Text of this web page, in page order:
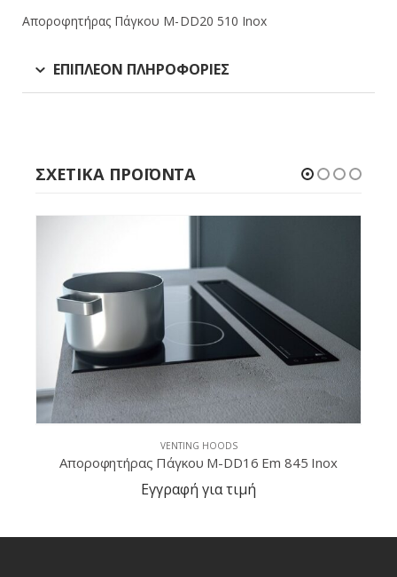
Αποροφητήρας Πάγκου M-DD20 510 Inox
ΕΠΙΠΛΈΟΝ ΠΛΗΡΟΦΟΡΊΕΣ
ΣΧΕΤΙΚΆ ΠΡΟΪΌΝΤΑ